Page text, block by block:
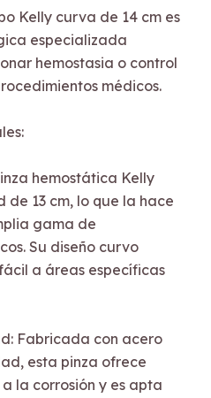
Kelly curva de 14 cm es
especializada
hemostasia o control
médicos.
hemostática Kelly
13 cm, lo que la hace
gama de
Su diseño curvo
a áreas específicas
Fabricada con acero
esta pinza ofrece
la corrosión y es apta